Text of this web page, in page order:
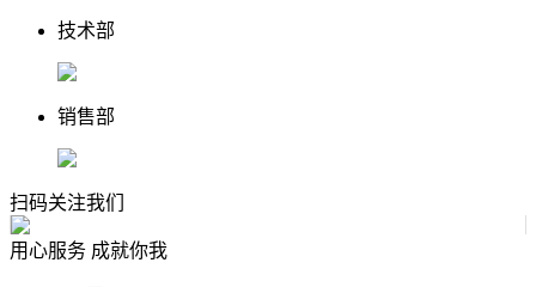
技术部
销售部
扫码关注我们
用心服务 成就你我